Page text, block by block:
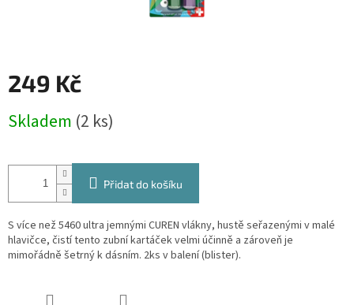
249 Kč
cena:
Skladem (2 ks)
Přidat do košíku
S více než 5460 ultra jemnými CUREN vlákny, hustě seřazenými v malé
hlavičce, čistí tento zubní kartáček velmi účinně a zároveň je
mimořádně šetrný k dásním. 2ks v balení (blister).